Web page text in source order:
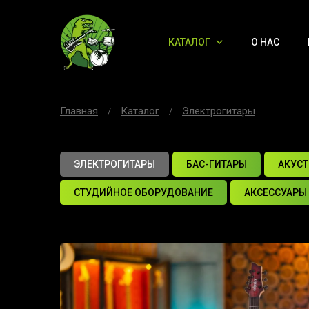
КАТАЛОГ О НАС
Главная Каталог Электрогитары
ЭЛЕКТРОГИТАРЫ БАС-ГИТАРЫ
СТУДИЙНОЕ ОБОРУДОВАНИЕ АКСЕССУАРЫ